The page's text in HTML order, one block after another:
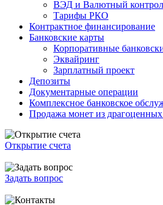
ВЭД и Валютный
Тарифы РКО
Контрактное финансирование
Банковские карты
Корпоративные
Эквайринг
Зарплатный проект
Депозиты
Документарные операции
Комплексное банковское
Продажа монет из драгоценных
Открытие счета
Задать вопрос